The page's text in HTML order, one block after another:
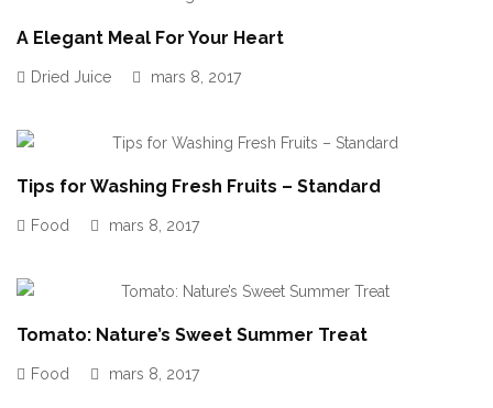
A Elegant Meal For Your Heart
Dried Juice mars 8, 2017
Tips for Washing Fresh Fruits – Standard
Food mars 8, 2017
Tomato: Nature’s Sweet Summer Treat
Food mars 8, 2017